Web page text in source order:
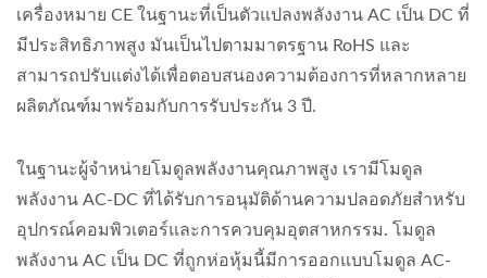
เครื่องหมาย CE ในฐานะที่เป็นตัวแปลงพลังงาน AC เป็น DC ที่
มีประสิทธิภาพสูง มันเป็นไปตามมาตรฐาน RoHS และ
สามารถปรับแต่งได้เพื่อตอบสนองความต้องการที่หลากหลาย
ผลิตภัณฑ์มาพร้อมกับการรับประกัน 3 ปี.
ในฐานะผู้จำหน่ายโมดูลพลังงานคุณภาพสูง เรามีโมดูล
พลังงาน AC-DC ที่ได้รับการอนุมัติด้านความปลอดภัยสำหรับ
อุปกรณ์คอมพิวเตอร์และการควบคุมอุตสาหกรรม. โมดูล
พลังงาน AC เป็น DC ที่ถูกห่อหุ้มนี้มีการออกแบบโมดูล AC-